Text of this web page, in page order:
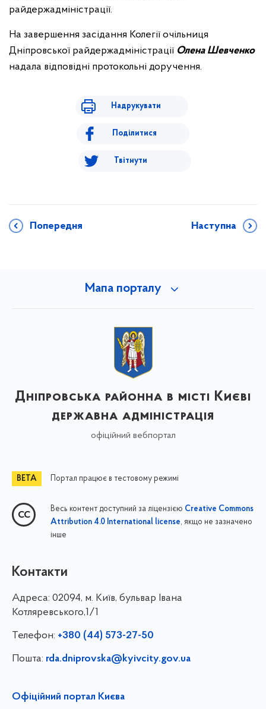
райдержадміністрації.
На завершення засідання Колегії очільниця
Дніпровської райдержадміністрації Олена Шевченко
надала відповідні протокольні доручення.
Надрукувати
Поділитися
Твітнути
Попередня Наступна
Мапа порталу
Дніпровська районна в місті Києві
державна адміністрація
офіційний вебпортал
Портал працює в тестовому режимі
Весь контент доступний за ліцензією Creative Commons
Attribution 4.0 International license, якщо не зазначено
інше
Контакти
Адреса: 02094, м. Київ, бульвар Івана
Котляревського,1/1
Телефон: +380 (44) 573-27-50
Пошта: rda.dniprovska@kyivcity.gov.ua
Офіційний портал Києва